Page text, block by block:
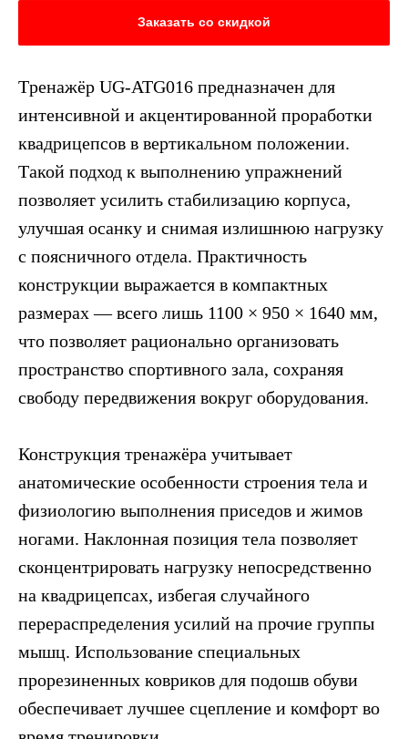
Заказать со скидкой
Tренажёр UG-ATG016 предназначен для
интенсивной и акцентированной проработки
квадрицепсов в вертикальном положении.
Такой подход к выполнению упражнений
позволяет усилить стабилизацию корпуса,
улучшая осанку и снимая излишнюю нагрузку
с поясничного отдела. Практичность
конструкции выражается в компактных
размерах — всего лишь 1100 × 950 × 1640 мм,
что позволяет рационально организовать
пространство спортивного зала, сохраняя
свободу передвижения вокруг оборудования.
Конструкция тренажёра учитывает
анатомические особенности строения тела и
физиологию выполнения приседов и жимов
ногами. Наклонная позиция тела позволяет
сконцентрировать нагрузку непосредственно
на квадрицепсах, избегая случайного
перераспределения усилий на прочие группы
мышц. Использование специальных
прорезиненных ковриков для подошв обуви
обеспечивает лучшее сцепление и комфорт во